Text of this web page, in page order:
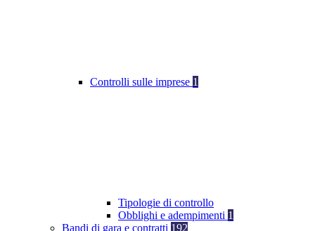
Controlli sulle imprese 1
Tipologie di controllo
Obblighi e adempimenti 1
Bandi di gara e contratti 192